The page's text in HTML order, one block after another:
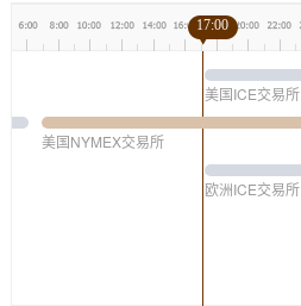
美国ICE交易所
美国NYMEX交易所
欧洲ICE交易所
17:00